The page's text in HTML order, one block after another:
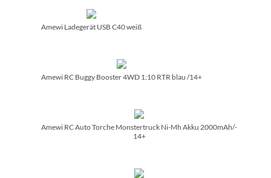
Amewi Ladegerät USB C40 weiß
Amewi RC Buggy Booster 4WD 1:10 RTR blau /­14+
Amewi RC Auto Torche Monstertruck Ni-Mh Akku 2000mAh/­
14+